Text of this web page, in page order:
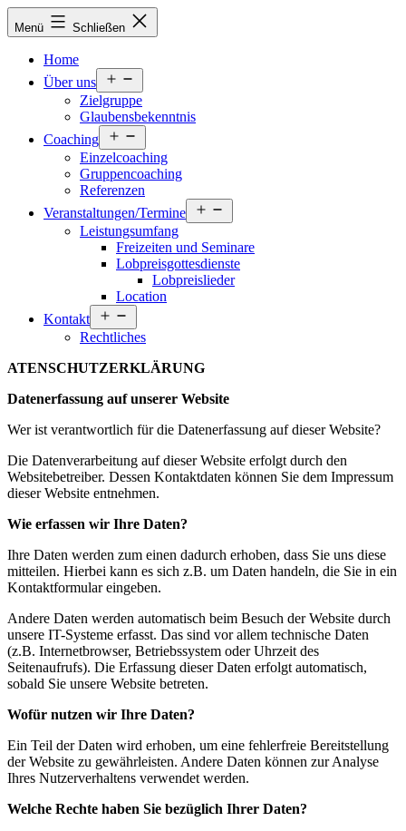
Zum
Inhalt
Willkommen
Menü Schließen
Home
Über uns
öffnen
Zielgruppe
Glaubensbekenntnis
Coaching
öffnen
Einzelcoaching
Gruppencoaching
Referenzen
Veranstaltungen/Termine
öffnen
Leistungsumfang
Freizeiten und Seminare
Lobpreisgottesdienste
Lobpreislieder
Location
Kontakt
öffnen
Rechtliches
ATENSCHUTZERKLÄRUNG
Datenerfassung auf unserer Website
Wer ist verantwortlich für die Datenerfassung auf dieser Website?
Die Datenverarbeitung auf dieser Website erfolgt durch den
Websitebetreiber. Dessen Kontaktdaten können Sie dem Impressum
dieser Website entnehmen.
Wie erfassen wir Ihre Daten?
Ihre Daten werden zum einen dadurch erhoben, dass Sie uns diese
mitteilen. Hierbei kann es sich z.B. um Daten handeln, die Sie in ein
Kontaktformular eingeben.
Andere Daten werden automatisch beim Besuch der Website durch
unsere IT-Systeme erfasst. Das sind vor allem technische Daten
(z.B. Internetbrowser, Betriebssystem oder Uhrzeit des
Seitenaufrufs). Die Erfassung dieser Daten erfolgt automatisch,
sobald Sie unsere Website betreten.
Wofür nutzen wir Ihre Daten?
Ein Teil der Daten wird erhoben, um eine fehlerfreie Bereitstellung
der Website zu gewährleisten. Andere Daten können zur Analyse
Ihres Nutzerverhaltens verwendet werden.
Welche Rechte haben Sie bezüglich Ihrer Daten?